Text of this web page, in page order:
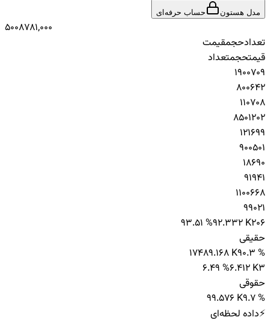
مدل هستون حساب حرفه‌ای
5008781,000
تعدادحجمقیمت
قیمتحجمتعداد
1900709
800642
110708
8501202
121699
900501
18690
91941
1100668
99021
206
92.332 K
93.51 %
حقیقی
90.3 %
89.168 K
174
3
6.412 K
6.49 %
حقوقی
9.7 %
9.576 K
9
⚡داده لحظه‌ای